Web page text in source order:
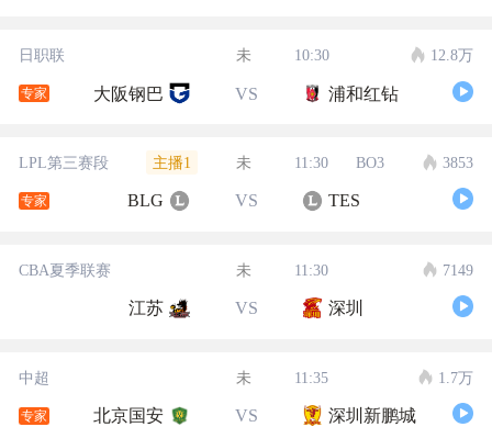
日职联 未 10:30 12.8万
专家 大阪钢巴 VS 浦和红钻
LPL第三赛段 主播1 未 11:30 BO3 3853
专家 BLG VS TES
CBA夏季联赛 未 11:30 7149
江苏 VS 深圳
中超 未 11:35 1.7万
专家 北京国安 VS 深圳新鹏城